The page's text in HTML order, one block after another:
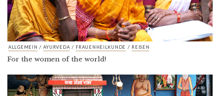
ALLGEMEIN / AYURVEDA / FRAUENHEILKUNDE / REISEN
For the women of the world!